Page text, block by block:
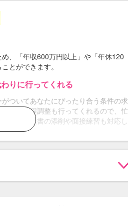
、「年収600万円以上」や「年休120
とができます。
りに行ってくれる
ついてあなたにぴったり合う条件の求
接の日程調整も行ってくれるので、忙
に、履歴書の添削や面接練習も対応し
ポートしてくれるので、自分で調べて